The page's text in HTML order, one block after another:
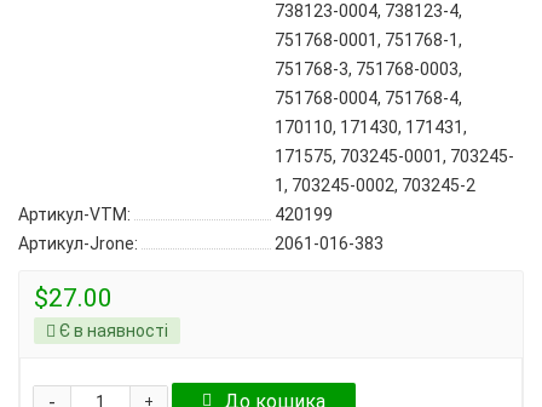
738123-0004, 738123-4,
751768-0001, 751768-1,
751768-3, 751768-0003,
751768-0004, 751768-4,
170110, 171430, 171431,
171575, 703245-0001, 703245-
1, 703245-0002, 703245-2
Артикул-VTM:
420199
Артикул-Jrone:
2061-016-383
$27.00
Є в наявності
+
- До кошика